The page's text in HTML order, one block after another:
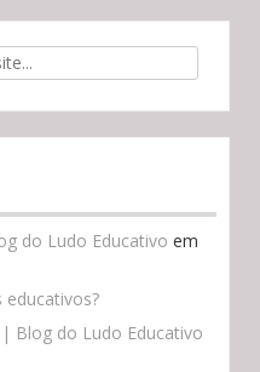
do Ludo Educativo em
educativos?
Blog do Ludo Educativo